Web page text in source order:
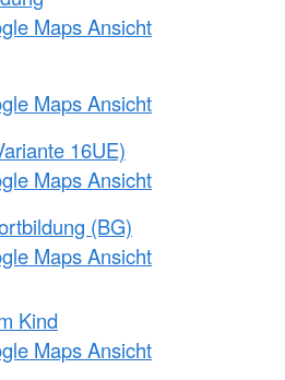
Maps Ansicht
Maps Ansicht
16UE)
Maps Ansicht
(BG)
Maps Ansicht
Kind
Maps Ansicht